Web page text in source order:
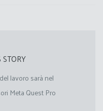
lavoro sarà nel
Meta Quest Pro